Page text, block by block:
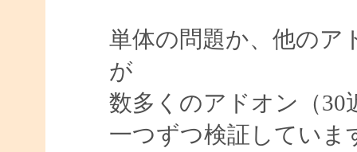
単体の問題か、他のア
が
数多くのアドオン（
一つずつ検証してい